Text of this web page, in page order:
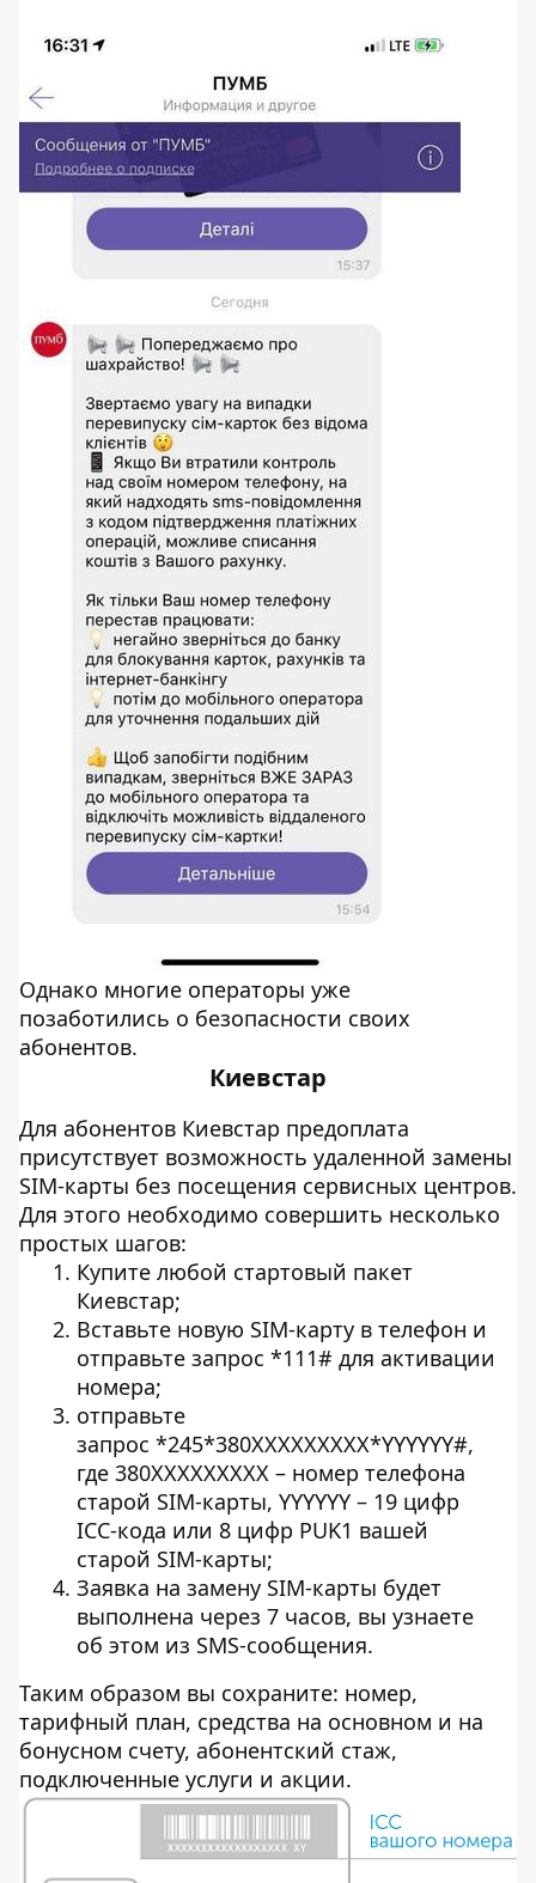
Однако многие операторы уже
позаботились о безопасности своих
абонентов.
Киевстар
Для абонентов Киевстар предоплата
присутствует возможность удаленной замены
SIM-карты без посещения сервисных центров.
Для этого необходимо совершить несколько
простых шагов:
Купите любой стартовый пакет
Киевстар;
Вставьте новую SIM-карту в телефон и
отправьте запрос *111# для активации
номера;
отправьте
запрос *245*380ХХXXXXXXX*YYYYYY#,
где 380ХХXXXXXXX – номер телефона
старой SIM-карты, YYYYYY – 19 цифр
ICC-кода или 8 цифр PUK1 вашей
старой SIM-карты;
Заявка на замену SIM-карты будет
выполнена через 7 часов, вы узнаете
об этом из SMS-сообщения.
Таким образом вы сохраните: номер,
тарифный план, средства на основном и на
бонусном счету, абонентский стаж,
подключенные услуги и акции.